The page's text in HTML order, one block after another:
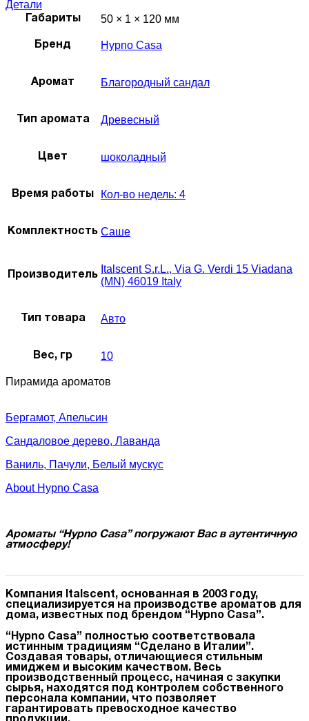
Детали
Габариты 50 × 1 × 120 мм
Бренд Hypno Casa
Аромат Благородный сандал
Тип аромата Древесный
Цвет шоколадный
Время работы Кол-во недель: 4
Комплектность Саше
Производитель Italscent S.r.L., Via G. Verdi 15 Viadana
(MN) 46019 Italy
Тип товара Авто
Вес, гр 10
Пирамида ароматов
Бергамот, Апельсин
Сандаловое дерево, Лаванда
Ваниль, Пачули, Белый мускус
About Hypno Casa
Ароматы “Hypno Casa” погружают Вас в аутентичную
атмосферу!
Компания Italscent, основанная в 2003 году,
специализируется на производстве ароматов для
дома, известных под брендом “Hypno Casa”.
“Hypno Casa” полностью соответствовала
истинным традициям “Сделано в Италии”.
Создавая товары, отличающиеся стильным
имиджем и высоким качеством. Весь
производственный процесс, начиная с закупки
сырья, находятся под контролем собственного
персонала компании, что позволяет
гарантировать превосходное качество